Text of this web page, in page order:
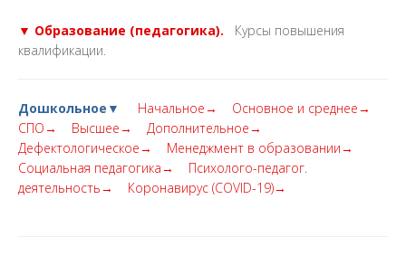
▼ Образование (педагогика).
Курсы повышения
квалификации.
Дошкольное▼ Начальное→
Основное и среднее→
СПО→
Высшее→
Дополнительное→
Дефектологическое→
Менеджмент в образовании→
Социальная педагогика→
Психолого-педагог.
деятельность→
Коронавирус (COVID-19)→